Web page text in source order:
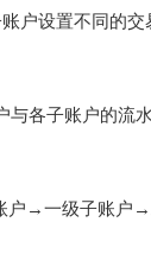
户设置不同的
与各子账户的流
户→一级子账户